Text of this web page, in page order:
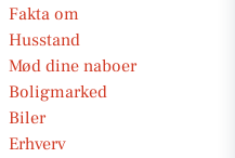
Fakta om
Husstand
Mød dine naboer
Boligmarked
Biler
Erhverv